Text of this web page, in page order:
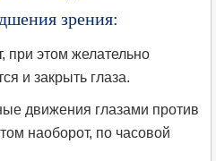
зрения:
при этом желательно
и закрыть глаза.
движения глазами против
наоборот, по часовой